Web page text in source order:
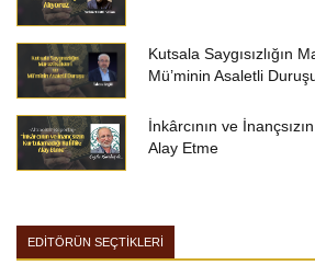
Kutsala Saygısızlığın
Mü’minin Asaletli
İnkârcının ve
Alay Etme
EDİTÖRÜN SEÇTİKLERİ